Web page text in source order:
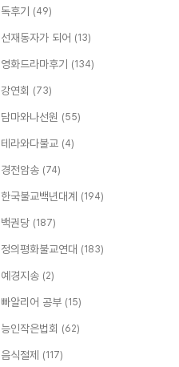
독후기 (49)
선재동자가 되어 (13)
영화드라마후기 (134)
강연회 (73)
담마와나선원 (55)
테라와다불교 (4)
경전암송 (74)
한국불교백년대계 (194)
백권당 (187)
정의평화불교연대 (183)
예경지송 (2)
빠알리어 공부 (15)
능인작은법회 (62)
음식절제 (117)